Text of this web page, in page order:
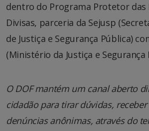
dentro do Programa Protetor das
Divisas, parceria da Sejusp
de Justiça e Segurança Pública)
(Ministério da Justiça e Segurança
O DOF mantém um canal aberto
cidadão para tirar dúvidas,
denúncias anônimas, através do